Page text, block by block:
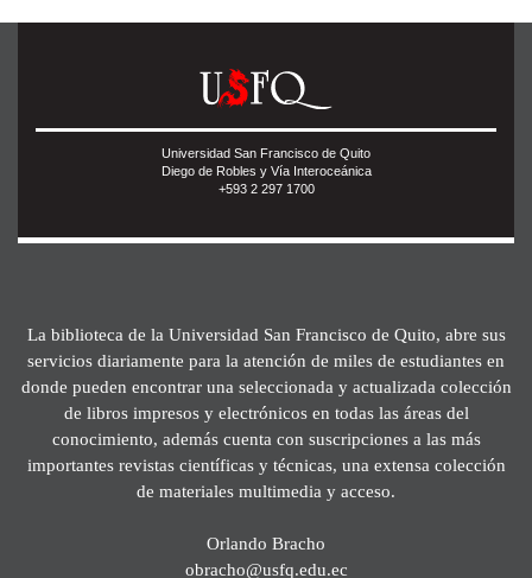
Universidad San Francisco de Quito
Diego de Robles y Vía Interoceánica
+593 2 297 1700
La biblioteca de la Universidad San Francisco de Quito, abre sus
servicios diariamente para la atención de miles de estudiantes en
donde pueden encontrar una seleccionada y actualizada colección
de libros impresos y electrónicos en todas las áreas del
conocimiento, además cuenta con suscripciones a las más
importantes revistas científicas y técnicas, una extensa colección
de materiales multimedia y acceso.
Orlando Bracho
obracho@usfq.edu.ec